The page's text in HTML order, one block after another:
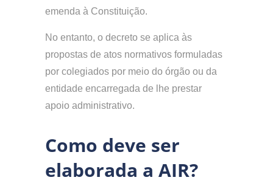
emenda à Constituição.
No entanto, o decreto se aplica às
propostas de atos normativos formuladas
por colegiados por meio do órgão ou da
entidade encarregada de lhe prestar
apoio administrativo.
Como deve ser
elaborada a AIR?